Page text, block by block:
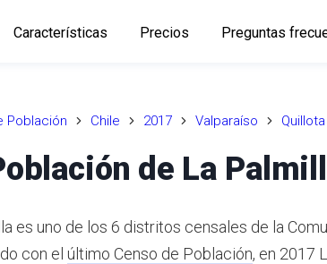
Características Precios Preguntas
Población Chile 2017 Valparaíso Quillota
de La
es uno de los 6 distritos censales de la
con el último Censo de Población, en 2017